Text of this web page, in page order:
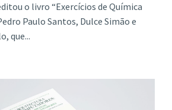
o livro “Exercícios de Química
Paulo Santos, Dulce Simão e
que...